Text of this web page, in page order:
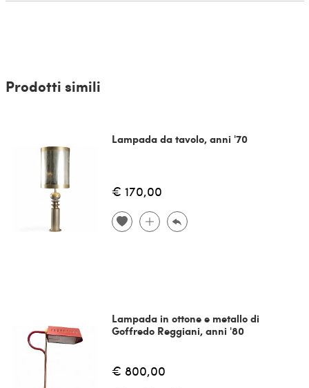
Prodotti simili
Lampada da tavolo, anni '70
€ 170,00
Lampada in ottone e metallo di
Goffredo Reggiani, anni '80
€ 800,00